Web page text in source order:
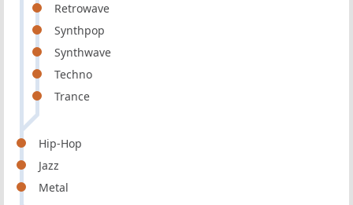
Retrowave
Synthpop
Synthwave
Techno
Trance
Hip-Hop
Jazz
Metal